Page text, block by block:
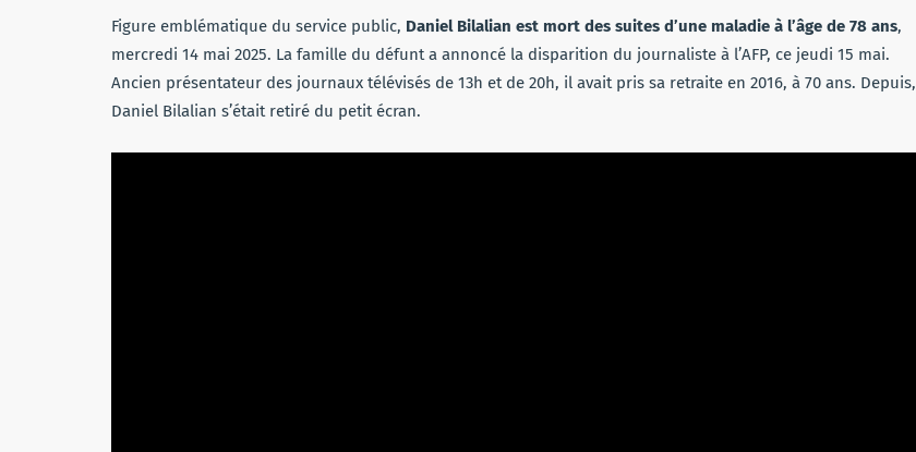
Figure emblématique du service public, Daniel Bilalian est mort des suites d’une maladie à l’âge de 78 ans,
mercredi 14 mai 2025. La famille du défunt a annoncé la disparition du journaliste à l’AFP, ce jeudi 15 mai.
Ancien présentateur des journaux télévisés de 13h et de 20h, il avait pris sa retraite en 2016, à 70 ans. Depuis,
Daniel Bilalian s’était retiré du petit écran.